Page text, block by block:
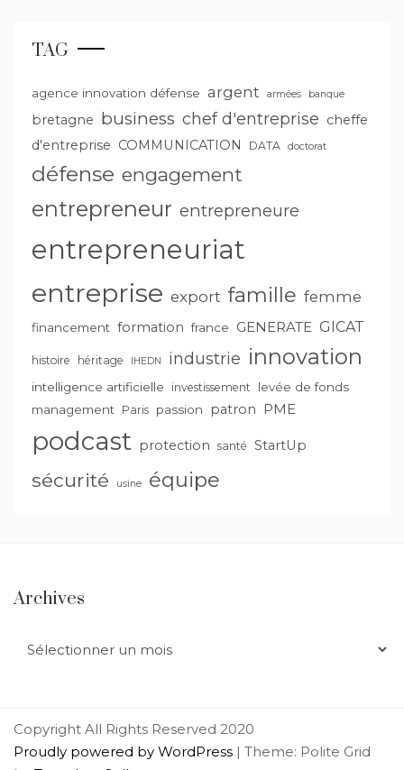
TAG
agence innovation défense argent armées banque
bretagne business chef d'entreprise cheffe
d'entreprise COMMUNICATION DATA doctorat
défense engagement
entrepreneur entrepreneure
entrepreneuriat
entreprise export famille femme
financement formation france GENERATE GICAT
histoire héritage IHEDN industrie innovation
intelligence artificielle investissement
levée de fonds
management
Paris passion patron PME
podcast protection santé StartUp
sécurité usine équipe
Archives
Copyright All Rights Reserved 2020
Proudly powered by WordPress | Theme: Polite Grid